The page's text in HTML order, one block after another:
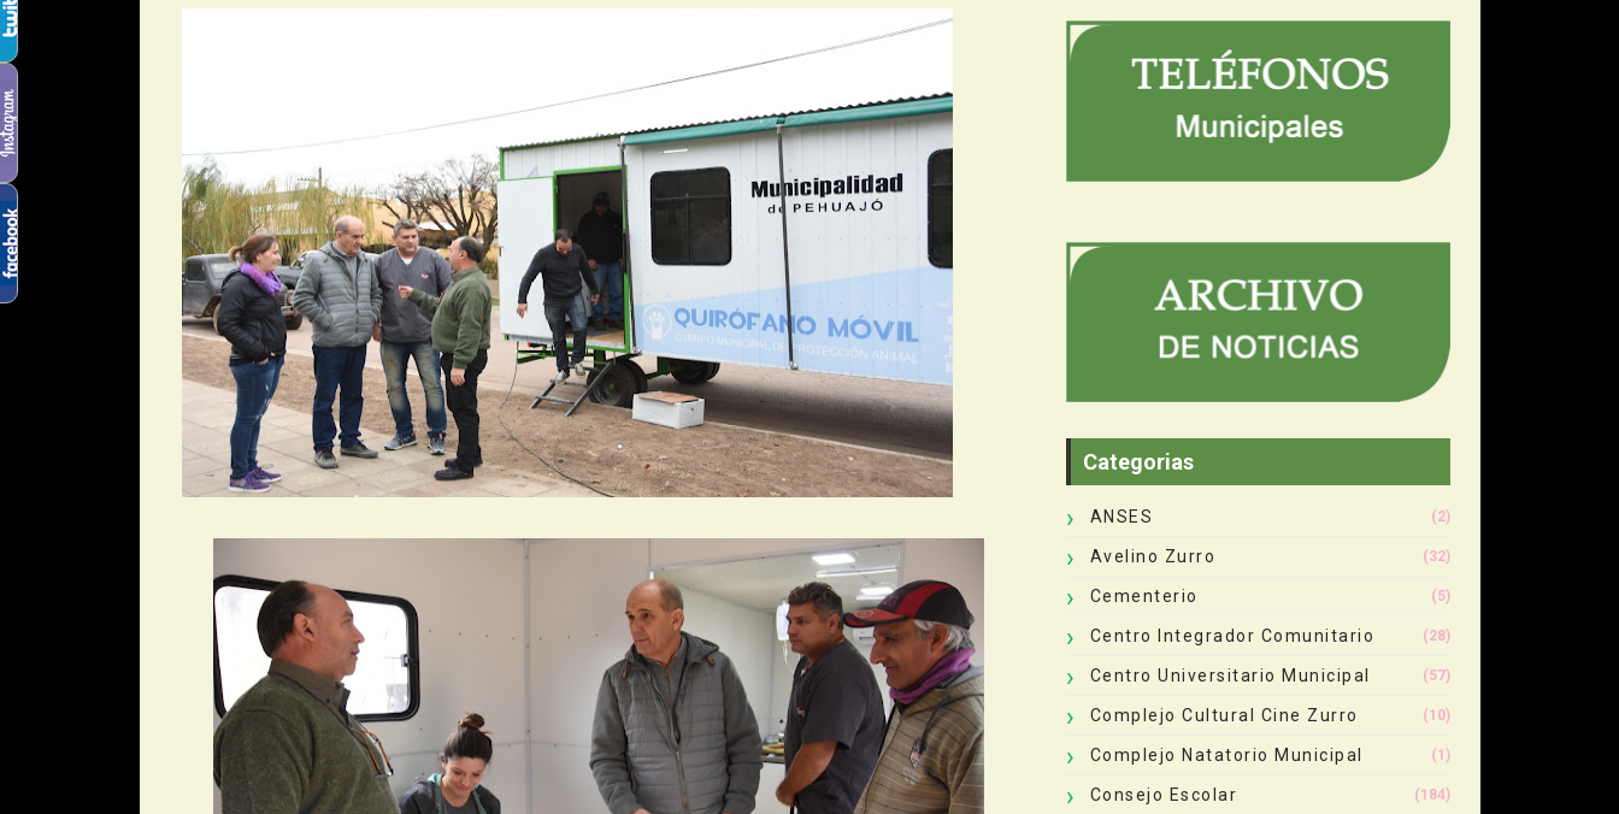
Categorias
ANSES (2)
Avelino Zurro (32)
Cementerio (5)
Centro Integrador Comunitario (28)
Centro Universitario Municipal (57)
Complejo Cultural Cine Zurro (10)
Complejo Natatorio Municipal (1)
Consejo Escolar (184)